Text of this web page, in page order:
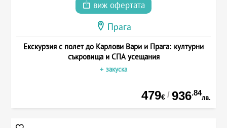
виж офертата
Прага
Екскурзия с полет до Карлови Вари и Прага: културни
съкровища и СПА усещания
+ закуска
479€ / 936.84
лв.